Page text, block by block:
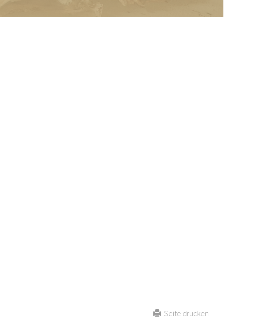
Seite drucken